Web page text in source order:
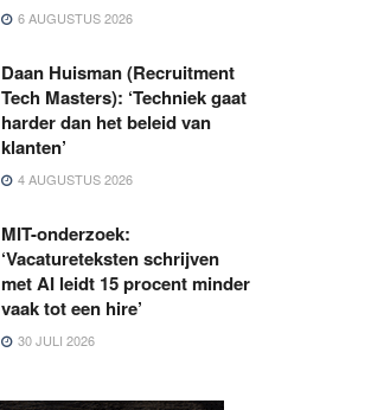
6 AUGUSTUS 2026
Daan Huisman (Recruitment
Tech Masters): ‘Techniek gaat
harder dan het beleid van
klanten’
4 AUGUSTUS 2026
MIT-onderzoek:
‘Vacatureteksten schrijven
met AI leidt 15 procent minder
vaak tot een hire’
30 JULI 2026